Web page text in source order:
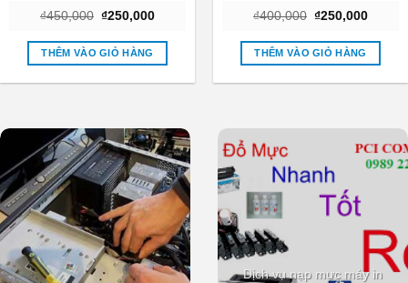
₫450,000 Giá
là:
₫450,000.
₫250,000Giá
tại
₫250,000.
THÊM VÀO GIỎ HÀNG
Ngay TPHCM
₫400,000 Giá
là:
₫400,000.
₫250,000Giá
tại
THÊM VÀO GIỎ HÀNG
Dịch vụ nạp mực máy in